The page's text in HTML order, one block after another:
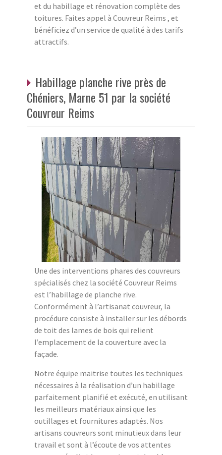
et du habillage et rénovation complète des
toitures. Faites appel à Couvreur Reims , et
bénéficiez d’un service de qualité à des tarifs
attractifs.
Habillage planche rive près de
Chéniers, Marne 51 par la société
Couvreur Reims
Une des interventions phares des couvreurs
spécialisés chez la société Couvreur Reims
est l’habillage de planche rive.
Conformément à l’artisanat couvreur, la
procédure consiste à installer sur les débords
de toit des lames de bois qui relient
l’emplacement de la couverture avec la
façade.
Notre équipe maitrise toutes les techniques
nécessaires à la réalisation d’un habillage
parfaitement planifié et exécuté, en utilisant
les meilleurs matériaux ainsi que les
outillages et fournitures adaptés. Nos
artisans couvreurs sont minutieux dans leur
travail et sont à l’écoute de vos attentes